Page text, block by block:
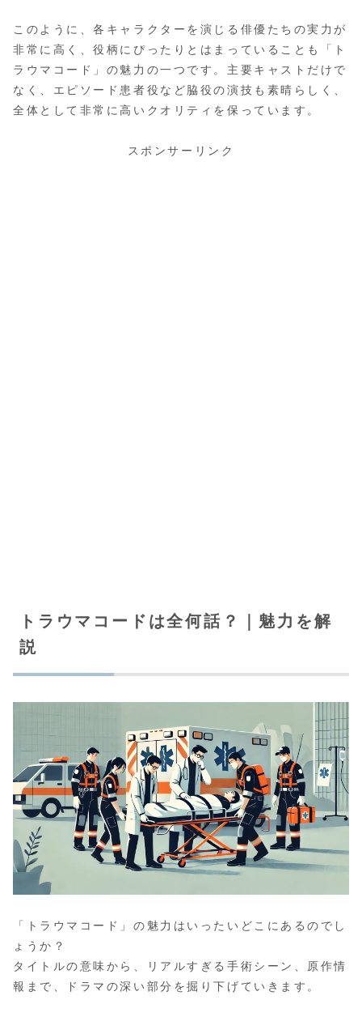
このように、各キャラクターを演じる俳優たちの実力が
非常に高く、役柄にぴったりとはまっていることも「ト
ラウマコード」の魅力の一つです。主要キャストだけで
なく、エピソード患者役など脇役の演技も素晴らしく、
全体として非常に高いクオリティを保っています。
スポンサーリンク
トラウマコードは全何話？｜魅力を解
説
「トラウマコード」の魅力はいったいどこにあるのでし
ょうか？
タイトルの意味から、リアルすぎる手術シーン、原作情
報まで、ドラマの深い部分を掘り下げていきます。